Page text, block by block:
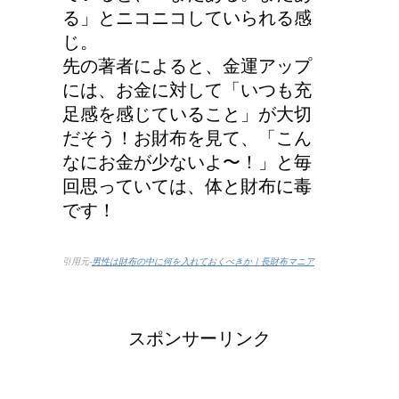
る」とニコニコしていられる感
じ。
先の著者によると、金運アップ
には、お金に対して「いつも充
足感を感じていること」が大切
だそう！お財布を見て、「こん
なにお金が少ないよ〜！」と毎
回思っていては、体と財布に毒
です！
引用元-男性は財布の中に何を入れておくべきか｜長財布マニア
スポンサーリンク